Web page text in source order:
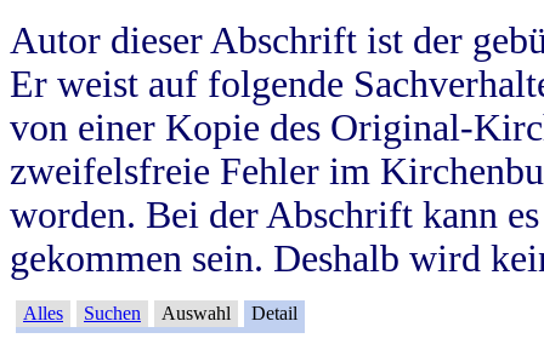
Autor dieser Abschrift ist der
Er weist auf folgende
von einer Kopie des Original-
zweifelsfreie Fehler im
worden. Bei der Abschrift kann
gekommen sein. Deshalb wird
Alles Suchen Auswahl Detail